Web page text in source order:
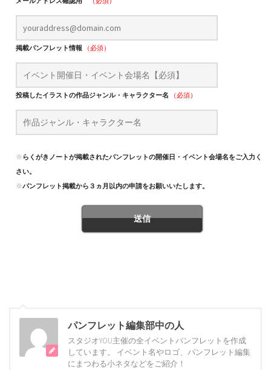
掲載パンフレット情報 （必須）
投稿したイラストの作品ジャンル・キャラクター名 （必須）
※ らくがきノートが掲載されたパンフレットの開催日・イベント会場名をご入力くだ
さい。
※パンフレット掲載から３ヵ月以内の申請をお願いいたします。
パンフレット編集部中の人
スタジオYOU主催の全イベントパンフレットを作成
しています。 イベント名やロゴ、パンフレット編集
にまつわる小ネタなどをご紹介！